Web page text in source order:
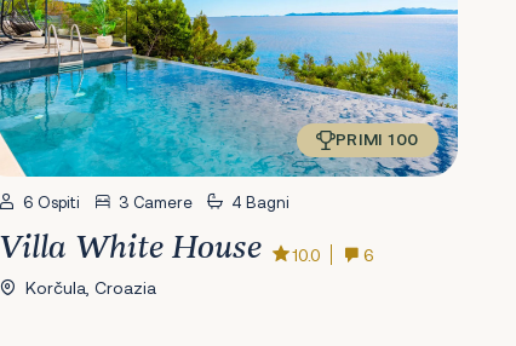
PRIMI 100
6 Ospiti 3 Camere 4 Bagni
Villa White House 10.0
6
Korčula, Croazia